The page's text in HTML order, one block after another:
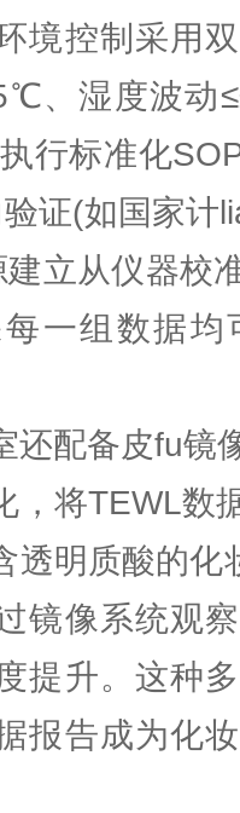
境控制采用
、湿度波动
行标准化
证(如国家计
立从仪器校
一组数据
还配备皮fu镜
，将TEWL数
透明质酸的化
镜像系统观
提升。这种
报告成为化